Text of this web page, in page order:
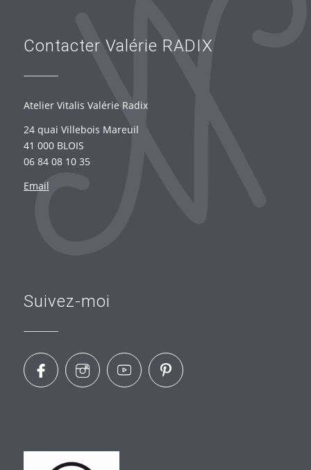
Contacter Valérie RADIX
Atelier Vitalis Valérie Radix
24 quai Villebois Mareuil
41 000 BLOIS
06 84 08 10 35
Email
Suivez-moi